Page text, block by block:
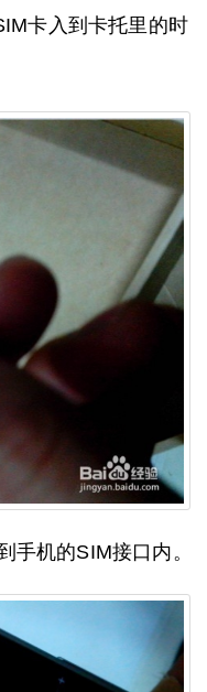
卡入到卡托里的时
手机的SIM接口内。